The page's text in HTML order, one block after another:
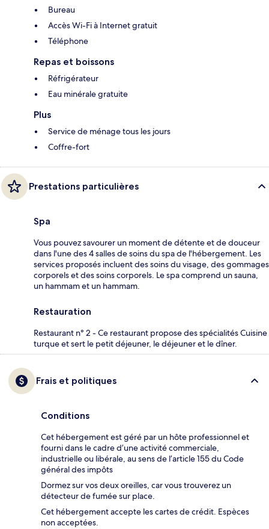
Bureau
Accès Wi-Fi à Internet gratuit
Téléphone
Repas et boissons
Réfrigérateur
Eau minérale gratuite
Plus
Service de ménage tous les jours
Coffre-fort
Prestations particulières
Spa
Vous pouvez savourer un moment de détente et de douceur
dans l'une des 4 salles de soins du spa de l'hébergement. Les
services proposés incluent des soins du visage, des gommages
corporels et des soins corporels. Le spa comprend un sauna,
un hammam et un hammam.
Restauration
Restaurant n° 2 - Ce restaurant propose des spécialités Cuisine
turque et sert le petit déjeuner, le déjeuner et le dîner.
Frais et politiques
Conditions
Cet hébergement est géré par un hôte professionnel et
fourni dans le cadre d’une activité commerciale,
industrielle ou libérale, au sens de l’article 155 du Code
général des impôts
Dormez sur vos deux oreilles, car vous trouverez un
détecteur de fumée sur place.
Cet hébergement accepte les cartes de crédit. Espèces
non acceptées.